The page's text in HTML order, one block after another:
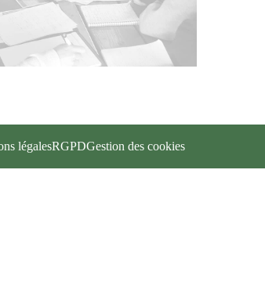
légalesRGPDGestion des cookies